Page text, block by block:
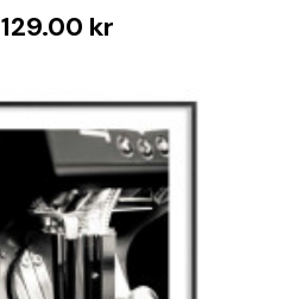
129.00 kr